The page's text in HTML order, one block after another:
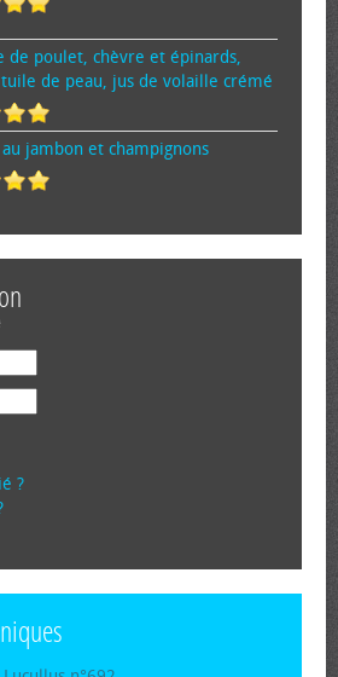
de poulet, chèvre et épinards,
de peau, jus de volaille crémé
jambon et champignons
?